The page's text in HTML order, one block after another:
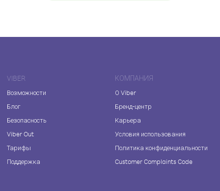
VIBER
Возможности
Блог
Безопасность
Viber Out
Тарифы
Поддержка
КОМПАНИЯ
О Viber
Бренд-центр
Карьера
Условия использования
Политика конфиденциальности
Customer Complaints Code